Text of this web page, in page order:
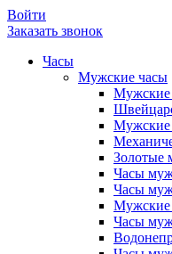
Войти
Заказать звонок
Часы
Мужские часы
Мужские
Мужские
Золотые
Часы
Часы
Мужские
Часы